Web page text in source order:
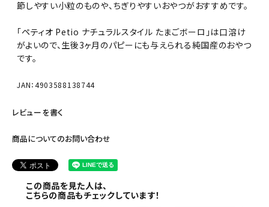
節しやすい小粒のものや、ちぎりやすいおやつがおすすめです。
「ペティオ Petio ナチュラルスタイル たまごボーロ」は口溶け
がよいので、生後3ヶ月のパピーにも与えられる純国産のおやつ
です。
JAN：4903588138744
レビューを書く
商品についてのお問い合わせ
この商品を見た人は、
こちらの商品もチェックしています！